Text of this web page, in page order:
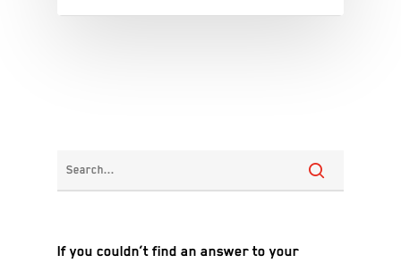
If you couldn’t find an answer to your